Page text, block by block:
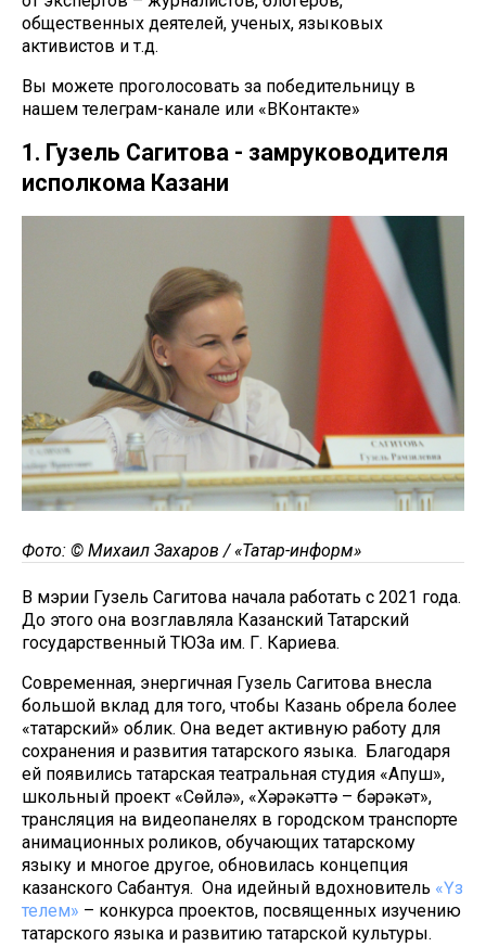
общественных деятелей, ученых, языковых
активистов и т.д.
Вы можете проголосовать за победительницу в
нашем телеграм-канале или «ВКонтакте»
1. Гузель Сагитова - замруководителя
исполкома Казани
Фото: © Михаил Захаров / «Татар-информ»
В мэрии Гузель Сагитова начала работать с 2021 года.
До этого она возглавляла Казанский Татарский
государственный ТЮЗа им. Г. Кариева.
Современная, энергичная Гузель Сагитова внесла
большой вклад для того, чтобы Казань обрела более
«татарский» облик. Она ведет активную работу для
сохранения и развития татарского языка. Благодаря
ей появились татарская театральная студия «Апуш»,
школьный проект «Сөйлә», «Хәрәкәттә – бәрәкәт»,
трансляция на видеопанелях в городском транспорте
анимационных роликов, обучающих татарскому
языку и многое другое, обновилась концепция
казанского Сабантуя. Она идейный вдохновитель «Үз
телем» – конкурса проектов, посвященных изучению
татарского языка и развитию татарской культуры.